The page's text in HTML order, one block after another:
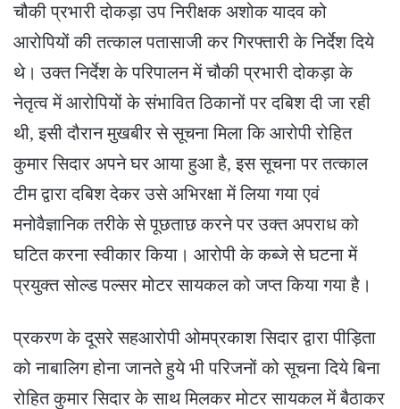
चौकी प्रभारी दोकड़ा उप निरीक्षक अशोक यादव को
आरोपियों की तत्काल पतासाजी कर गिरफ्तारी के निर्देश दिये
थे। उक्त निर्देश के परिपालन में चौकी प्रभारी दोकड़ा के
नेतृत्व में आरोपियों के संभावित ठिकानों पर दबिश दी जा रही
थी, इसी दौरान मुखबीर से सूचना मिला कि आरोपी रोहित
कुमार सिदार अपने घर आया हुआ है, इस सूचना पर तत्काल
टीम द्वारा दबिश देकर उसे अभिरक्षा में लिया गया एवं
मनोवैज्ञानिक तरीके से पूछताछ करने पर उक्त अपराध को
घटित करना स्वीकार किया। आरोपी के कब्जे से घटना में
प्रयुक्त सोल्ड पल्सर मोटर सायकल को जप्त किया गया है।
प्रकरण के दूसरे सहआरोपी ओमप्रकाश सिदार द्वारा पीड़िता
को नाबालिग होना जानते हुये भी परिजनों को सूचना दिये बिना
रोहित कुमार सिदार के साथ मिलकर मोटर सायकल में बैठाकर